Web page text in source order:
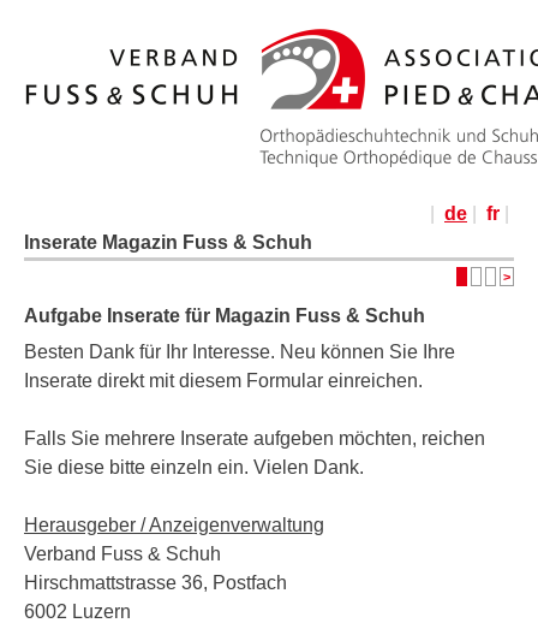
de fr
Inserate Magazin Fuss & Schuh
>
Aufgabe Inserate für Magazin Fuss & Schuh
Besten Dank für Ihr Interesse. Neu können Sie Ihre
Inserate direkt mit diesem Formular einreichen.
Falls Sie mehrere Inserate aufgeben möchten, reichen
Sie diese bitte einzeln ein. Vielen Dank.
Herausgeber / Anzeigenverwaltung
Verband Fuss & Schuh
Hirschmattstrasse 36, Postfach
6002 Luzern